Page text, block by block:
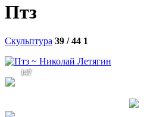
Птз
Скульптура 39 / 44 1
147